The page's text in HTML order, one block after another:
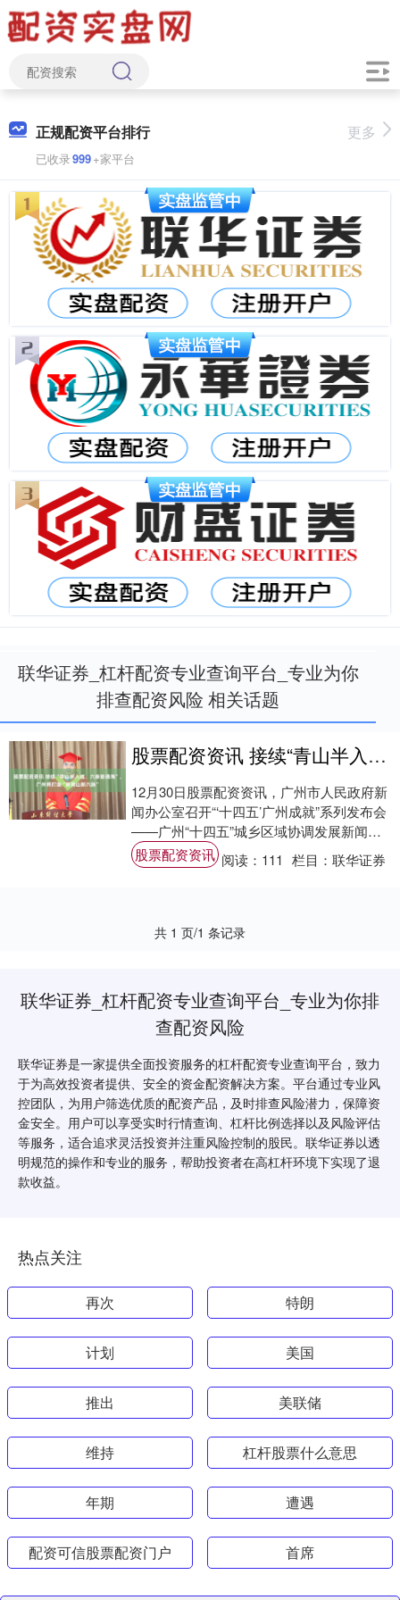
正规配资平台排行
已收录999+家平台
更多
联华证券_杠杆配资专业查询平台_专业为你
排查配资风险 相关话题
股票配资资讯 接续“青山半入城、六脉皆通海”，广州将打造“新青山新六脉”
12月30日股票配资资讯，广州市人民政府新
闻办公室召开“‘十四五’广州成就”系列发布会
——广州“十四五”城乡区域协调发展新闻发
布会，广州市生态环境局一级调研员郑....
股票配资资讯 阅读： 111 栏目：联华证券
共 1 页/1 条记录
联华证券_杠杆配资专业查询平台_专业为你排
查配资风险
联华证券是一家提供全面投资服务的杠杆配资专业查询平台，致力
于为高效投资者提供、安全的资金配资解决方案。平台通过专业风
控团队，为用户筛选优质的配资产品，及时排查风险潜力，保障资
金安全。用户可以享受实时行情查询、杠杆比例选择以及风险评估
等服务，适合追求灵活投资并注重风险控制的股民。联华证券以透
明规范的操作和专业的服务，帮助投资者在高杠杆环境下实现了退
款收益。
热点关注
再次 特朗
计划 美国
推出 美联储
维持 杠杆股票什么意思
年期 遭遇
配资可信股票配资门户 首席